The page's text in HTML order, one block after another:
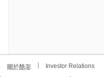
關於酷澎 Investor Relations